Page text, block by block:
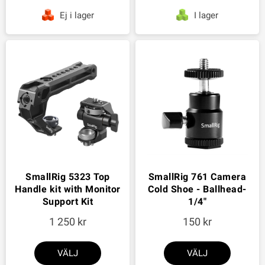
Ej i lager I lager
SmallRig 5323 Top
Handle kit with Monitor
Support Kit
1 250
VÄLJ
SmallRig 761 Camera
Cold Shoe - Ballhead-
1/4"
150
VÄLJ